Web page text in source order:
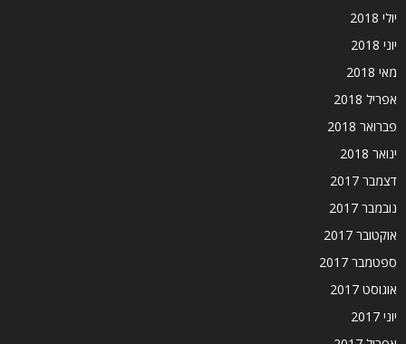
יולי 2018
יוני 2018
מאי 2018
אפריל 2018
פברואר 2018
ינואר 2018
דצמבר 2017
נובמבר 2017
אוקטובר 2017
ספטמבר 2017
אוגוסט 2017
יוני 2017